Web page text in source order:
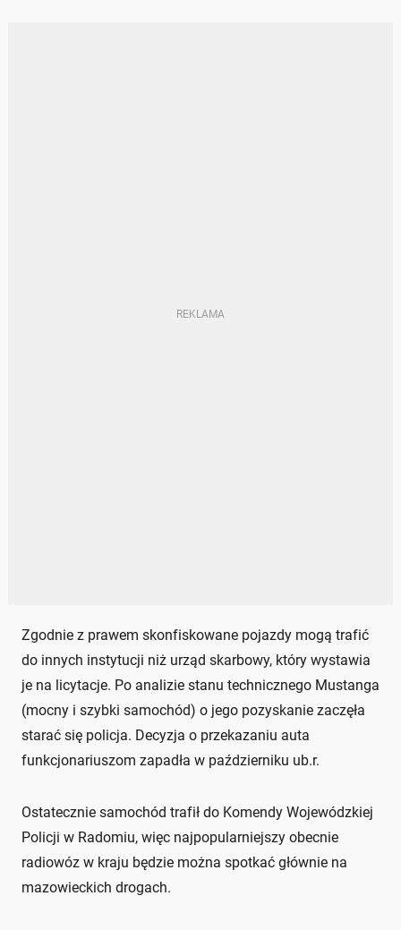
Zgodnie z prawem skonfiskowane pojazdy mogą trafić
do innych instytucji niż urząd skarbowy, który wystawia
je na licytacje. Po analizie stanu technicznego Mustanga
(mocny i szybki samochód) o jego pozyskanie zaczęła
starać się policja. Decyzja o przekazaniu auta
funkcjonariuszom zapadła w październiku ub.r.
Ostatecznie samochód trafił do Komendy Wojewódzkiej
Policji w Radomiu, więc najpopularniejszy obecnie
radiowóz w kraju będzie można spotkać głównie na
mazowieckich drogach.